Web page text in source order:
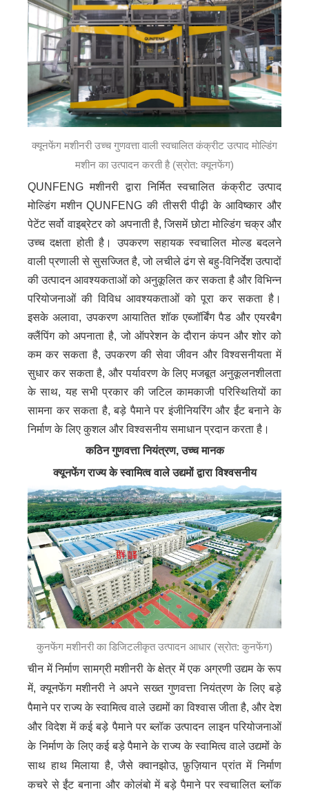
क्यूनफेंग मशीनरी उच्च गुणवत्ता वाली स्वचालित कंक्रीट उत्पाद मोल्डिंग
मशीन का उत्पादन करती है (स्रोत: क्यूनफेंग)
QUNFENG मशीनरी द्वारा निर्मित स्वचालित कंक्रीट उत्पाद
मोल्डिंग मशीन QUNFENG की तीसरी पीढ़ी के आविष्कार और
पेटेंट सर्वो वाइब्रेटर को अपनाती है, जिसमें छोटा मोल्डिंग चक्र और
उच्च दक्षता होती है। उपकरण सहायक स्वचालित मोल्ड बदलने
वाली प्रणाली से सुसज्जित है, जो लचीले ढंग से बहु-विनिर्देश उत्पादों
की उत्पादन आवश्यकताओं को अनुकूलित कर सकता है और विभिन्न
परियोजनाओं की विविध आवश्यकताओं को पूरा कर सकता है।
इसके अलावा, उपकरण आयातित शॉक एब्जॉर्बिंग पैड और एयरबैग
क्लैंपिंग को अपनाता है, जो ऑपरेशन के दौरान कंपन और शोर को
कम कर सकता है, उपकरण की सेवा जीवन और विश्वसनीयता में
सुधार कर सकता है, और पर्यावरण के लिए मजबूत अनुकूलनशीलता
के साथ, यह सभी प्रकार की जटिल कामकाजी परिस्थितियों का
सामना कर सकता है, बड़े पैमाने पर इंजीनियरिंग और ईंट बनाने के
निर्माण के लिए कुशल और विश्वसनीय समाधान प्रदान करता है।
कठिन गुणवत्ता नियंत्रण, उच्च मानक
क्यूनफेंग राज्य के स्वामित्व वाले उद्यमों द्वारा विश्वसनीय
कुनफेंग मशीनरी का डिजिटलीकृत उत्पादन आधार (स्रोत: कुनफेंग)
चीन में निर्माण सामग्री मशीनरी के क्षेत्र में एक अग्रणी उद्यम के रूप
में, क्यूनफेंग मशीनरी ने अपने सख्त गुणवत्ता नियंत्रण के लिए बड़े
पैमाने पर राज्य के स्वामित्व वाले उद्यमों का विश्वास जीता है, और देश
और विदेश में कई बड़े पैमाने पर ब्लॉक उत्पादन लाइन परियोजनाओं
के निर्माण के लिए कई बड़े पैमाने के राज्य के स्वामित्व वाले उद्यमों के
साथ हाथ मिलाया है, जैसे क्वानझोउ, फ़ुज़ियान प्रांत में निर्माण
कचरे से ईंट बनाना और कोलंबो में बड़े पैमाने पर स्वचालित ब्लॉक